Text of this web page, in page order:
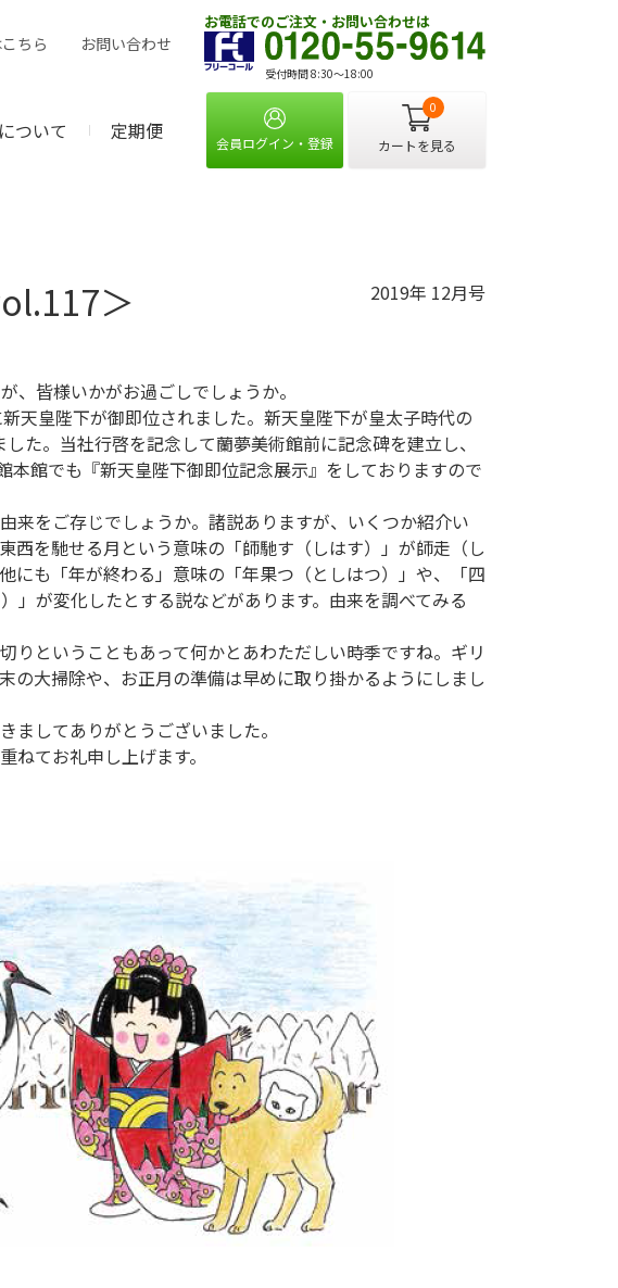
ちら お問い合わせ
お電話でのご注文・お問い合わせは
受付時間 8:30〜18:00
ついて 定期便 会員ログイン・登録
0
カートを見る
＞ 2019年 12月号
、皆様いかがお過ごしでしょうか。
天皇陛下が御即位されました。新天皇陛下が皇太子時代の
た。当社行啓を記念して蘭夢美術館前に記念碑を建立し、
本館でも『新天皇陛下御即位記念展示』をしておりますので
来をご存じでしょうか。諸説ありますが、いくつか紹介い
西を馳せる月という意味の「師馳す（しはす）」が師走（し
にも「年が終わる」意味の「年果つ（としはつ）」や、「四
」が変化したとする説などがあります。由来を調べてみる
りということもあって何かとあわただしい時季ですね。ギリ
の大掃除や、お正月の準備は早めに取り掛かるようにしまし
ましてありがとうございました。
ねてお礼申し上げます。